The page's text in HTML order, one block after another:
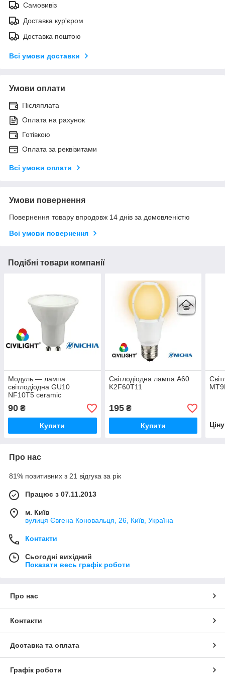
Самовивіз
Доставка кур'єром
Доставка поштою
Всі умови доставки
Умови оплати
Післяплата
Оплата на рахунок
Готівкою
Оплата за реквізитами
Всі умови оплати
Умови повернення
Повернення товару впродовж 14 днів за домовленістю
Всі умови повернення
Подібні товари компанії
Модуль — лампа
світлодіодна GU10
NF10T5 ceramic
90 ₴
Купити
Світлодіодна лампа A60
K2F60T11
195₴
Купити
Про нас
81% позитивних з 21 відгука за рік
Працює з 07.11.2013
м. Київ
вулиця Євгена Коновальця, 26, Київ, Україна
Контакти
Сьогодні вихідний
Показати весь графік роботи
Про нас
Контакти
Доставка та оплата
Графік роботи